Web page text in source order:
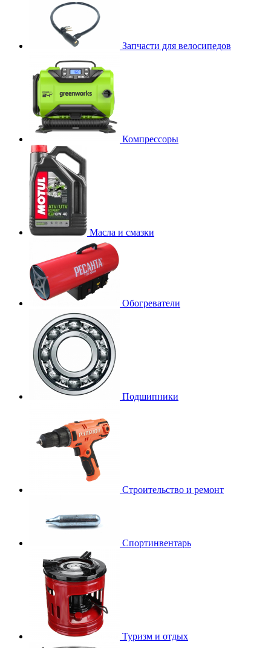
Запчасти для велосипедов
Компрессоры
Масла и смазки
Обогреватели
Подшипники
Строительство и ремонт
Спортинвентарь
Туризм и отдых